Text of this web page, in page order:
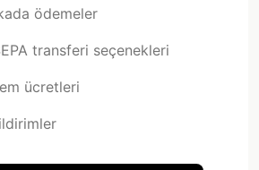
ödemeler
transferi seçenekleri
ücretleri